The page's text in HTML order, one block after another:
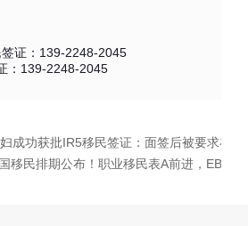
证：139-2248-2045
：139-2248-2045
成功获批IR5移民签证：面签后被要求补
移民排期公布！职业移民表A前进，EB5新